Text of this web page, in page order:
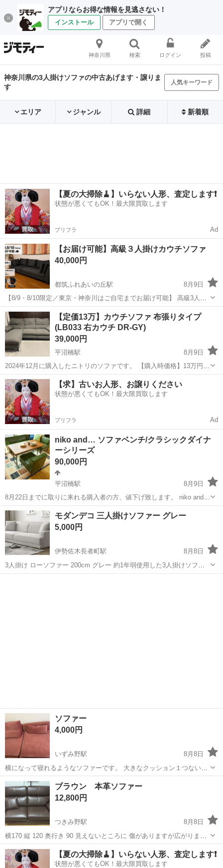
アプリならお得な情報を見逃さない！
インストール アプリで開く
神奈川県 検索 ログイン 投稿
神奈川県の3人掛けソファの中古あげます・譲りま
す
人気キーワード
エリア ジャンル 詳細 新着順
【夏の大掃除🧹】いらない人形、査定します❗️
状態が悪くてもOK！最大限買取します
プリフラ Ad
【お届け可能】高級３人掛けカウチソファ
40,000円
都筑ふれあいの丘駅
8月9日
【8/9・8/10限定／東京・神奈川はご自宅までお届け可能】 高級3人掛
けソファ 高級家具店で取り扱われていた、ゆったりとしたサイズの3
人掛けソファです。 定価298,000円の商品ですが、50,000円でお譲り
します...
神奈川 横浜市 都筑ふれあいの丘駅 ソファ
【定価13万】カウチソファ 布張りタイプ
(LB033 右カウチ DR-GY)
39,000円
平沼橋駅
8月9日
2024年12月に購入したニトリのソファです。 【購入時価格】13万円ぐ
らい 【サイズ】縦：93cm、横：233cm、奥行き：159cm （大体で
す） 【傷などの状態】とくに目立った傷はありませんが、下の布が破
れている部分が...
神奈川 横浜市 平沼橋駅 ソファ
【求】古いお人形、お譲りください
状態が悪くてもOK！最大限買取します
プリフラ Ad
niko and… ソファベンチ/クラシックダイナ
ーシリーズ
90,000円
平沼橋駅
8月9日
8月22日までに取りに来れる購入者の方、値下げ致します。 niko and…
で以前購入しましたクラシックダイナソーのソファー２つのセット売
りです。 引越しの為、手放します。 約3年ほど使用しました。 よろし
くお願い致...
神奈川 横浜市 平沼橋駅 ソファ
モダンデコ 三人掛けソファー グレー
5,000円
伊勢佐木長者町駅
8月8日
3人掛け ローソファー 200cm グレー 約1年弱使用した3人掛けソファ
ーです。 模様替えのため、お譲りします。 現在は脚を外してローソフ
ソファー
4,000円
いずみ野駅
8月8日
横になって寝れるようなソファーです。 大きなクッション１つないで
す。 2年使用、カバー外せて洗濯出来ます。 定価60000円で購入して
います。 他の部分の写真、聞きたいことがあれば ご連絡ください。
神奈川 横浜市 いずみ野駅
ブラウン 本革ソファー
12,800円
つきみ野駅
8月8日
横170 縦 120 奥行き 90 見えないところに 傷がありますが広がりませ
ん。 それ以外は美品かと思います。 ※クッションは私物のため付きま
せん
神奈川 大和市 つきみ野駅 ソファ
【夏の大掃除🧹】いらない人形、査定します❗️
状態が悪くてもOK！最大限買取します